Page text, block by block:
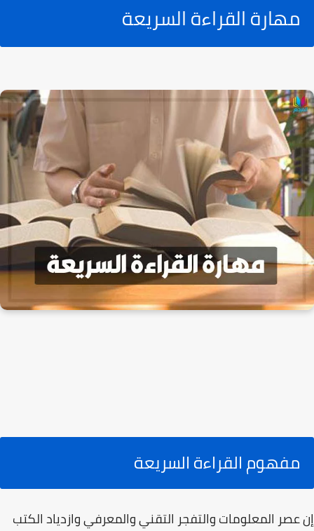
مهارة القراءة السريعة
مفهوم القراءة السريعة
إن عصر المعلومات والتفجر التقني والمعرفي وازدياد الكتب